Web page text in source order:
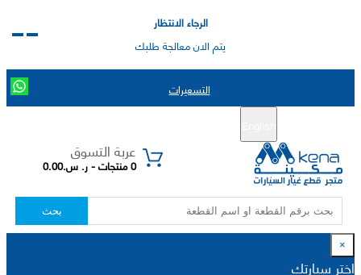
الرجاء الانتظار
يتم الان معالجة طلبك
التسعيرات
عربة التسوق
0 منتجات - ر. س.0.00
بحث
×
اختر سيارتك